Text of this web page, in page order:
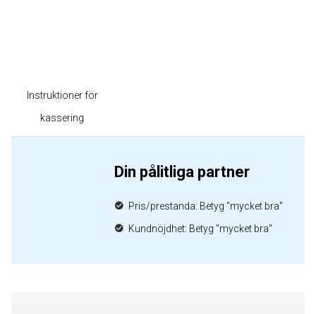
Instruktioner för
kassering
Din pålitliga partner
Pris/prestanda: Betyg "mycket bra"
Kundnöjdhet: Betyg "mycket bra"